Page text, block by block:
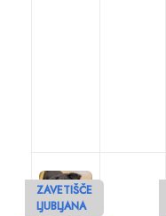
ZAVETIŠČE
LJUBLJANA